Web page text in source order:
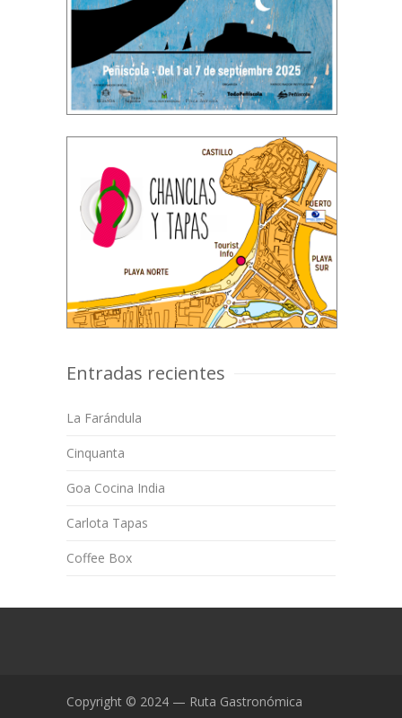
Entradas recientes
La Farándula
Cinquanta
Goa Cocina India
Carlota Tapas
Coffee Box
Copyright © 2024 — Ruta Gastronómica